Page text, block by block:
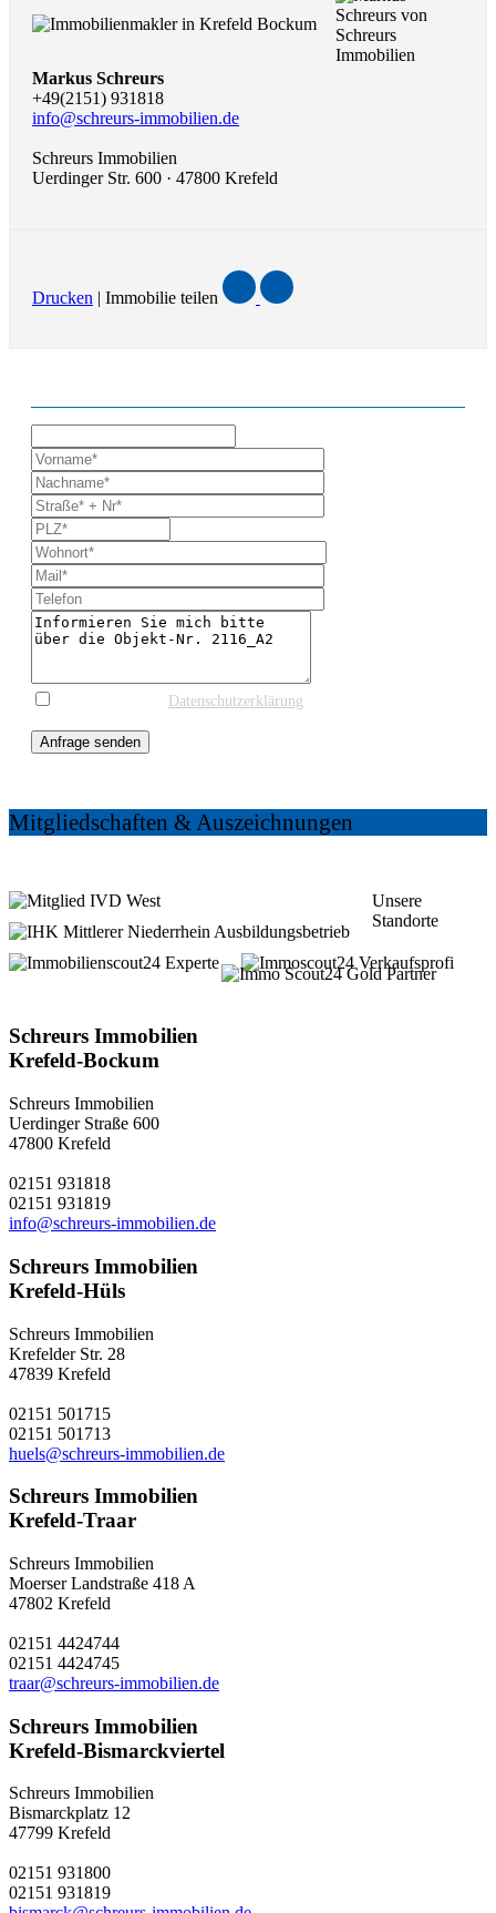
Markus Schreurs
+49(2151) 931818
info@schreurs-immobilien.de
Schreurs Immobilien
Uerdinger Str. 600 · 47800 Krefeld
Drucken | Immobilie teilen
Datenschutzerklärung
Anfrage senden
Mitgliedschaften & Auszeichnungen
Unsere
Standorte
Schreurs Immobilien
Krefeld-Bockum
Schreurs Immobilien
Uerdinger Straße 600
47800 Krefeld
02151 931818
02151 931819
info@schreurs-immobilien.de
Schreurs Immobilien
Krefeld-Hüls
Schreurs Immobilien
Krefelder Str. 28
47839 Krefeld
02151 501715
02151 501713
huels@schreurs-immobilien.de
Schreurs Immobilien
Krefeld-Traar
Schreurs Immobilien
Moerser Landstraße 418 A
47802 Krefeld
02151 4424744
02151 4424745
traar@schreurs-immobilien.de
Schreurs Immobilien
Krefeld-Bismarckviertel
Schreurs Immobilien
Bismarckplatz 12
47799 Krefeld
02151 931800
02151 931819